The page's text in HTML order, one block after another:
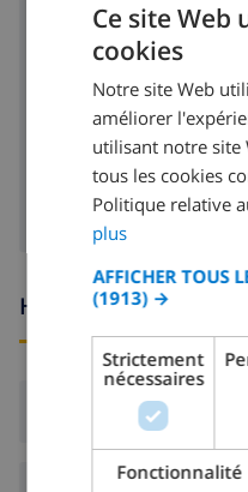
micro ondes
réfrigérateur
machine à laver
Heures d'arrivée et de
Arrivée:
Ce site Web
cookies
Notre site Web
améliorer
utilisant notre site
tous les cookies
Politique relative
plus
AFFICHER TOUS
(1913) →
Strictement
nécessaires
Fonctionnalité